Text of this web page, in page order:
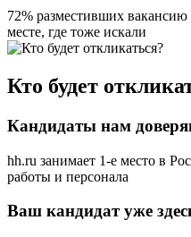
72% разместивших вакансию
месте, где тоже искали
Кто будет
Кандидаты нам
hh.ru занимает 1-е место в
работы и персонала
Ваш кандидат уже